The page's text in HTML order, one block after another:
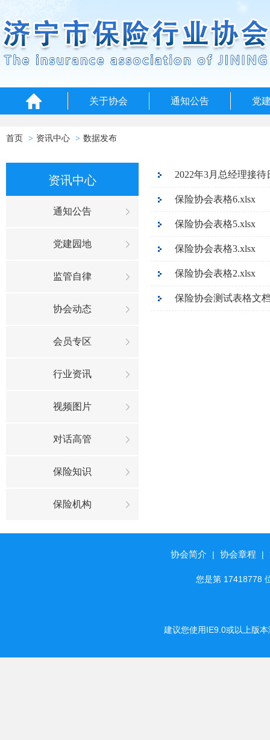
关于协会 通知公告 党
首页 资讯中心 数据发布
资讯中心
通知公告
党建园地
监管自律
协会动态
会员专区
行业资讯
视频图片
对话高管
保险知识
保险机构
2022年3月总经理接待
保险协会表格6.xlsx
保险协会表格5.xlsx
保险协会表格3.xlsx
保险协会表格2.xlsx
保险协会测试表格文
协会简介 | 协会章程 |
您是第 17418778
建议您使用IE9.0或以上版